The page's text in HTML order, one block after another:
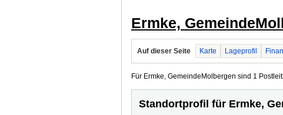
Ermke,
Auf dieser Seite Karte Lageprofil
Für Ermke, GemeindeMolbergen sind 1
Standortprofil für Ermke,